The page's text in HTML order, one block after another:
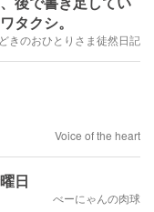
タクシ。
きのおひとりさま徒然日記
Voice of the heart
日
べーにゃんの肉球